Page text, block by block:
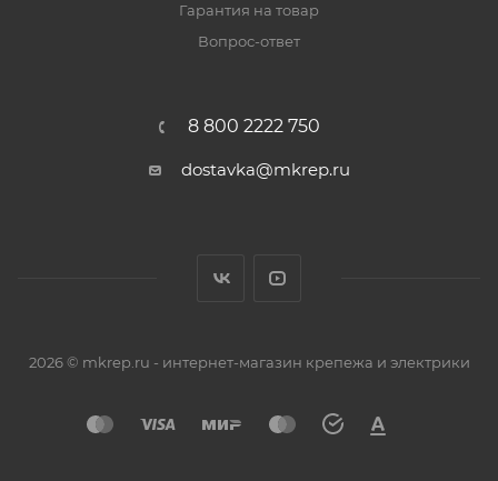
Гарантия на товар
Вопрос-ответ
8 800 2222 750
dostavka@mkrep.ru
2026 © mkrep.ru - интернет-магазин крепежа и электрики